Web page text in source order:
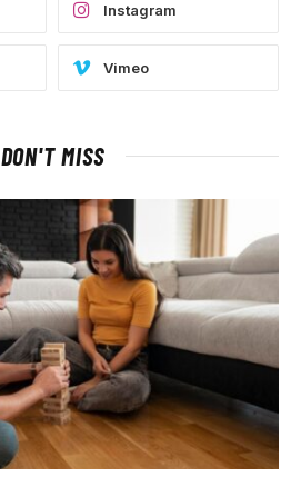
Instagram
Vimeo
DON'T MISS